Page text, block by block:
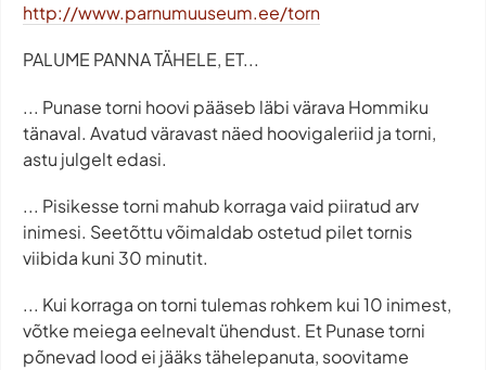
http://www.parnumuuseum.ee/torn
PALUME PANNA TÄHELE, ET...
... Punase torni hoovi pääseb läbi värava Hommiku
tänaval. Avatud väravast näed hoovigaleriid ja torni,
astu julgelt edasi.
... Pisikesse torni mahub korraga vaid piiratud arv
inimesi. Seetõttu võimaldab ostetud pilet tornis
viibida kuni 30 minutit.
... Kui korraga on torni tulemas rohkem kui 10 inimest,
võtke meiega eelnevalt ühendust. Et Punase torni
põnevad lood ei jääks tähelepanuta, soovitame